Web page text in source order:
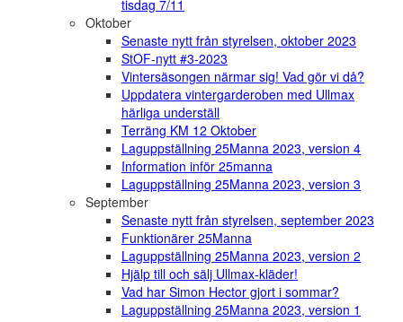
tisdag 7/11
Oktober
Senaste nytt från styrelsen, oktober 2023
StOF-nytt #3-2023
Vintersäsongen närmar sig! Vad gör vi då?
Uppdatera vintergarderoben med Ullmax
härliga underställ
Terräng KM 12 Oktober
Laguppställning 25Manna 2023, version 4
Information inför 25manna
Laguppställning 25Manna 2023, version 3
September
Senaste nytt från styrelsen, september 2023
Funktionärer 25Manna
Laguppställning 25Manna 2023, version 2
Hjälp till och sälj Ullmax-kläder!
Vad har Simon Hector gjort i sommar?
Laguppställning 25Manna 2023, version 1